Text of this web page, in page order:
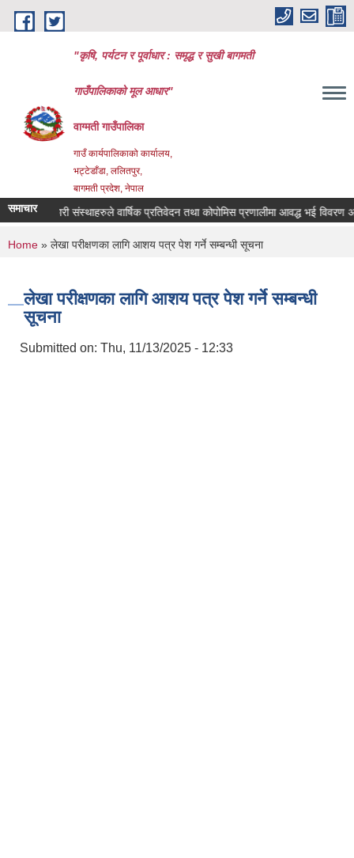
Skip to main content
"कृषि, पर्यटन र पूर्वाधार : समृद्ध र सुखी बागमती
गाउँपालिकाको मूल आधार"
वाग्मती गाउँपालिका
गाउँ कार्यपालिकाको कार्यालय,
भट्टेडाँडा, ललितपुर,
बागमती प्रदेश, नेपाल
समाचारसहकारी संस्थाहरुले वार्षिक प्रतिवेदन तथा कोपोमिस प्रणालीमा आवद्ध भई विवरण
You are here
Home » लेखा परीक्षणका लागि आशय पत्र पेश गर्ने सम्बन्धी सूचना
लेखा परीक्षणका लागि आशय पत्र पेश गर्ने सम्बन्धी
सूचना
Submitted on: Thu, 11/13/2025 - 12:33